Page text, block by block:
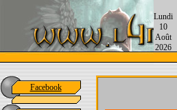
Lundi
10
Août
2026
Facebook